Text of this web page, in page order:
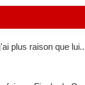
plus raison que